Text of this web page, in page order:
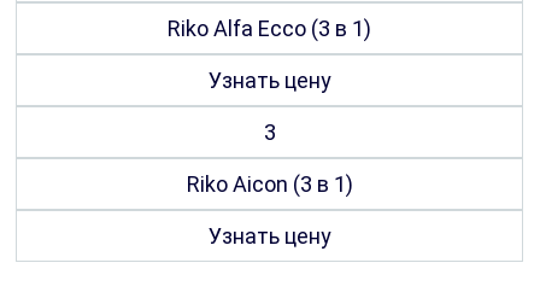
Riko Alfa Ecco (3 в 1)
Узнать цену
3
Riko Aicon (3 в 1)
Узнать цену